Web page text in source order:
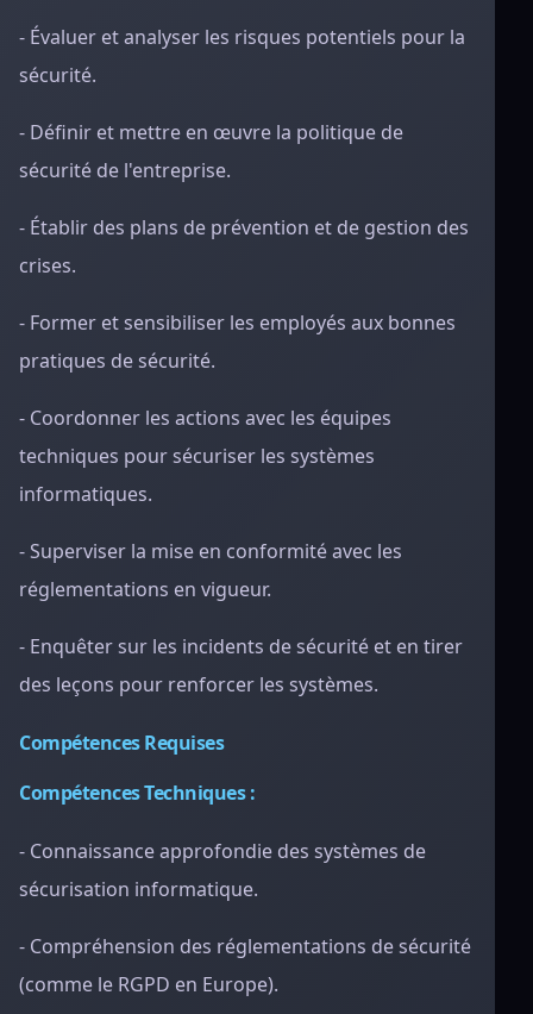
- Évaluer et analyser les risques potentiels pour la
sécurité.
- Définir et mettre en œuvre la politique de
sécurité de l'entreprise.
- Établir des plans de prévention et de gestion des
crises.
- Former et sensibiliser les employés aux bonnes
pratiques de sécurité.
- Coordonner les actions avec les équipes
techniques pour sécuriser les systèmes
informatiques.
- Superviser la mise en conformité avec les
réglementations en vigueur.
- Enquêter sur les incidents de sécurité et en tirer
des leçons pour renforcer les systèmes.
Compétences Requises
Compétences Techniques :
- Connaissance approfondie des systèmes de
sécurisation informatique.
- Compréhension des réglementations de sécurité
(comme le RGPD en Europe).